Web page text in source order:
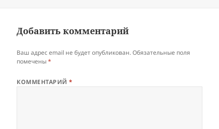
Добавить комментарий
Ваш адрес email не будет опубликован. Обязательные поля
помечены*
КОММЕНТАРИЙ*